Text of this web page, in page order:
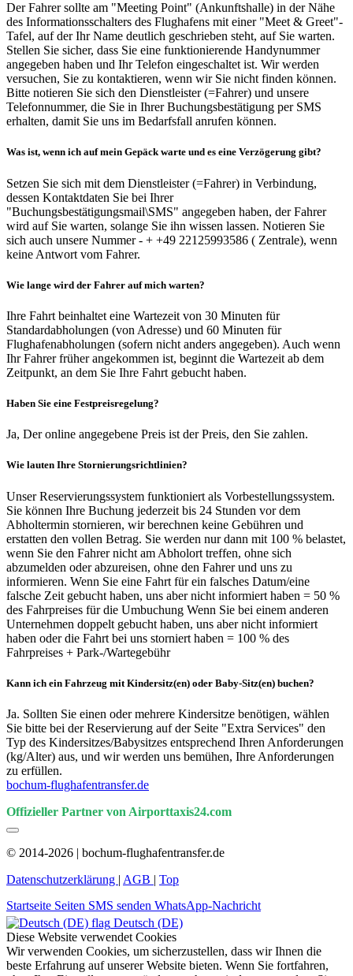
Der Fahrer sollte am "Meeting Point" (Ankunftshalle) in der Nähe
des Informationsschalters des Flughafens mit einer "Meet & Greet"-
Tafel, auf der Ihr Name deutlich geschrieben steht, auf Sie warten.
Stellen Sie sicher, dass Sie eine funktionierende Handynummer
angegeben haben und Ihr Telefon eingeschaltet ist. Wir werden
versuchen, Sie zu kontaktieren, wenn wir Sie nicht finden können.
Bitte notieren Sie sich den Dienstleister (=Fahrer) und unsere
Telefonnummer, die Sie in Ihrer Buchungsbestätigung per SMS
erhalten, damit Sie uns im Bedarfsfall anrufen können.
Was ist, wenn ich auf mein Gepäck warte und es eine Verzögerung gibt?
Setzen Sie sich mit dem Dienstleister (=Fahrer) in Verbindung,
dessen Kontaktdaten Sie bei Ihrer
"Buchungsbestätigungsmail\SMS" angegeben haben, der Fahrer
wird auf Sie warten, solange Sie ihn wissen lassen. Notieren Sie
sich auch unsere Nummer - + +49 22125993586 ( Zentrale), wenn
keine Antwort vom Fahrer.
Wie lange wird der Fahrer auf mich warten?
Ihre Fahrt beinhaltet eine Wartezeit von 30 Minuten für
Standardabholungen (von Adresse) und 60 Minuten für
Flughafenabholungen (sofern nicht anders angegeben). Auch wenn
Ihr Fahrer früher angekommen ist, beginnt die Wartezeit ab dem
Zeitpunkt, an dem Sie Ihre Fahrt gebucht haben.
Haben Sie eine Festpreisregelung?
Ja, Der online angegebene Preis ist der Preis, den Sie zahlen.
Wie lauten Ihre Stornierungsrichtlinien?
Unser Reservierungssystem funktioniert als Vorbestellungssystem.
Sie können Ihre Buchung jederzeit bis 24 Stunden vor dem
Abholtermin stornieren, wir berechnen keine Gebühren und
erstatten den vollen Betrag. Sie werden nur dann mit 100 % belastet,
wenn Sie den Fahrer nicht am Abholort treffen, ohne sich
abzumelden oder abzureisen, ohne den Fahrer und uns zu
informieren. Wenn Sie eine Fahrt für ein falsches Datum/eine
falsche Zeit gebucht haben, uns aber nicht informiert haben = 50 %
des Fahrpreises für die Umbuchung Wenn Sie bei einem anderen
Unternehmen doppelt gebucht haben, uns aber nicht informiert
haben oder die Fahrt bei uns storniert haben = 100 % des
Fahrpreises + Park-/Wartegebühr
Kann ich ein Fahrzeug mit Kindersitz(en) oder Baby-Sitz(en) buchen?
Ja. Sollten Sie einen oder mehrere Kindersitze benötigen, wählen
Sie bitte bei der Reservierung auf der Seite "Extra Services" den
Typ des Kindersitzes/Babysitzes entsprechend Ihren Anforderungen
(kg/Alter) aus, und wir werden uns bemühen, Ihre Anforderungen
zu erfüllen.
bochum-flughafentransfer.de
Offizieller Partner von Airporttaxis24.com
© 2014-2026 | bochum-flughafentransfer.de
Datenschutzerklärung | AGB | Top
Startseite Seiten SMS senden WhatsApp-Nachricht
Deutsch (DE)
Diese Website verwendet Cookies
Wir verwenden Cookies, um sicherzustellen, dass wir Ihnen die
beste Erfahrung auf unserer Website bieten. Wenn Sie fortfahren,